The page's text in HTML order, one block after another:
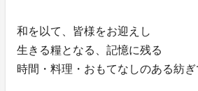
和を以て、皆様をお迎えし
生きる糧となる、記憶に残る
時間・料理・おもてなしのある紡ぎ